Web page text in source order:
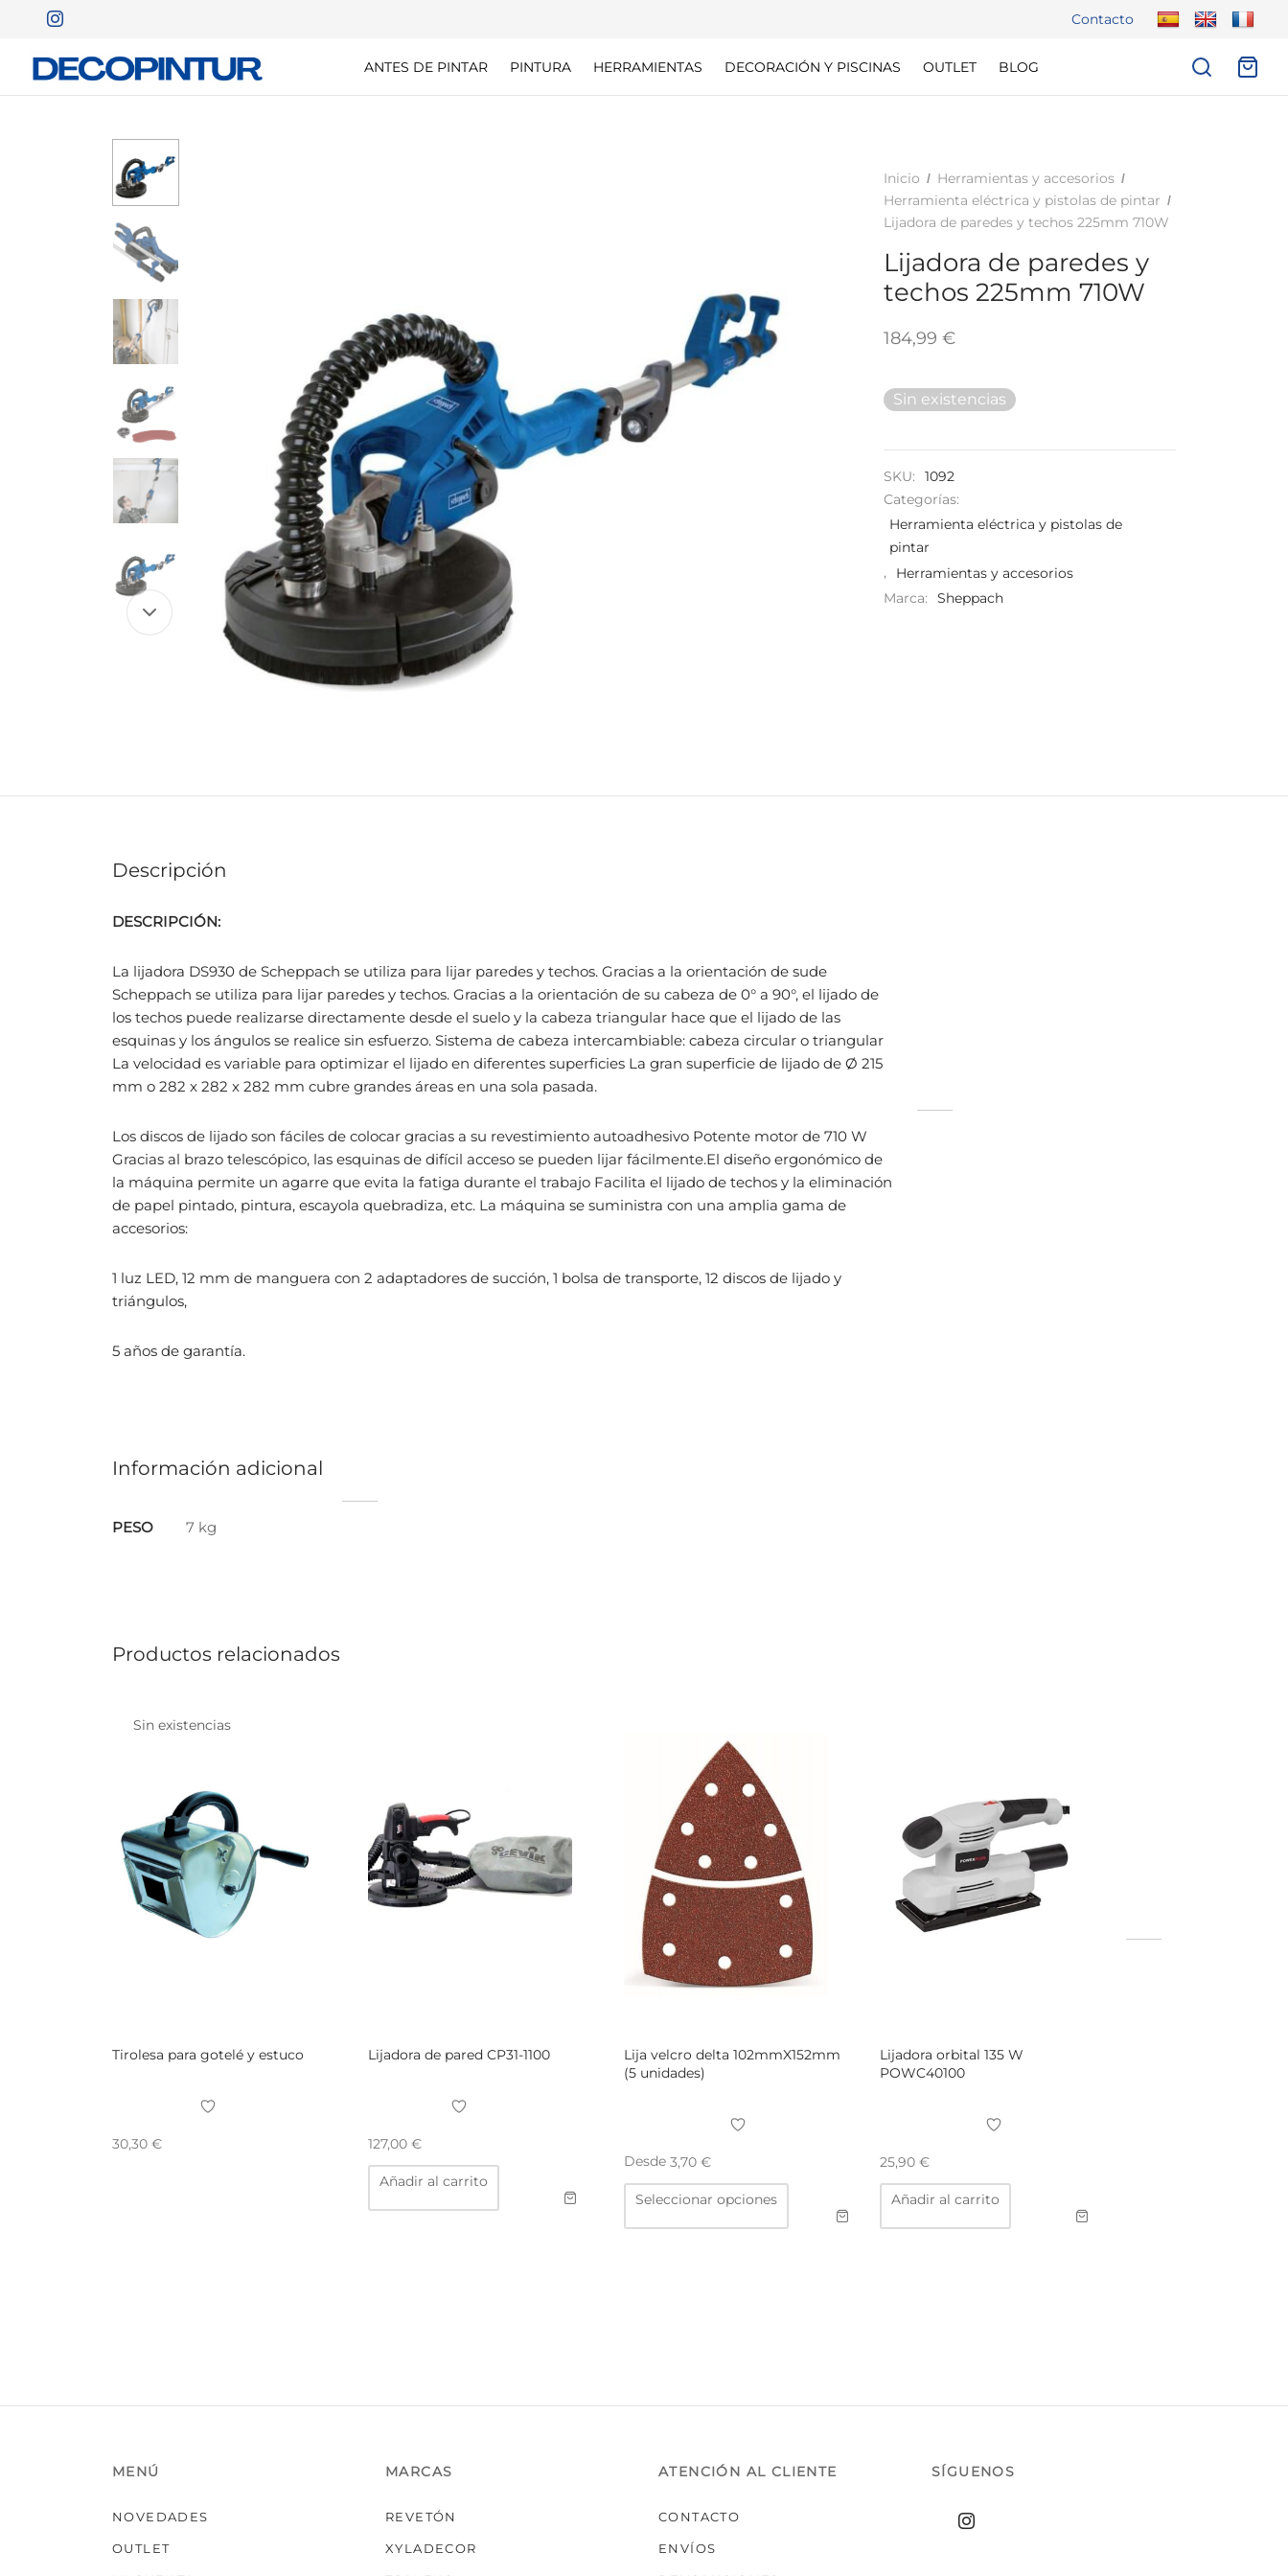
Contacto
ANTES DE PINTAR PINTURA HERRAMIENTAS DECORACIÓN Y PISCINAS OUTLET BLOG
Inicio / Herramientas y accesorios /
Herramienta eléctrica y pistolas de pintar /
Lijadora de paredes y techos 225mm 710W
Lijadora de paredes y
techos 225mm 710W
184,99 €
Sin existencias
SKU:
1092
Categorías:
Herramienta eléctrica y pistolas de
pintar
,
Herramientas y accesorios
Marca:
Sheppach
Descripción
DESCRIPCIÓN:
La lijadora DS930 de Scheppach se utiliza para lijar paredes y techos. Gracias a la orientación de sude
Scheppach se utiliza para lijar paredes y techos. Gracias a la orientación de su cabeza de 0° a 90°, el lijado de
los techos puede realizarse directamente desde el suelo y la cabeza triangular hace que el lijado de las
esquinas y los ángulos se realice sin esfuerzo. Sistema de cabeza intercambiable: cabeza circular o triangular
La velocidad es variable para optimizar el lijado en diferentes superficies La gran superficie de lijado de Ø 215
mm o 282 x 282 x 282 mm cubre grandes áreas en una sola pasada.
Los discos de lijado son fáciles de colocar gracias a su revestimiento autoadhesivo Potente motor de 710 W
Gracias al brazo telescópico, las esquinas de difícil acceso se pueden lijar fácilmente.El diseño ergonómico de
la máquina permite un agarre que evita la fatiga durante el trabajo Facilita el lijado de techos y la eliminación
de papel pintado, pintura, escayola quebradiza, etc. La máquina se suministra con una amplia gama de
accesorios:
1 luz LED, 12 mm de manguera con 2 adaptadores de succión, 1 bolsa de transporte, 12 discos de lijado y
triángulos,
5 años de garantía.
Información adicional
PESO 7 kg
Productos relacionados
Sin existencias
Tirolesa para gotelé y estuco
30,30 €
Lijadora de pared CP31-1100
127,00 €
Añadir al carrito
Lija velcro delta 102mmX152mm
(5 unidades)
Desde 3,70 €
Seleccionar opciones
Este
múltiples
Lijadora orbital 135 W
POWC40100
25,90 €
Añadir al carrito
MENÚ
NOVEDADES
OUTLET
MARCAS
REVETÓN
XYLADECOR
ATENCIÓN AL CLIENTE
CONTACTO
ENVÍOS
SÍGUENOS